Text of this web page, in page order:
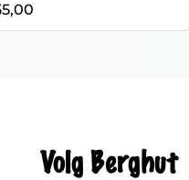
Volg Berghut